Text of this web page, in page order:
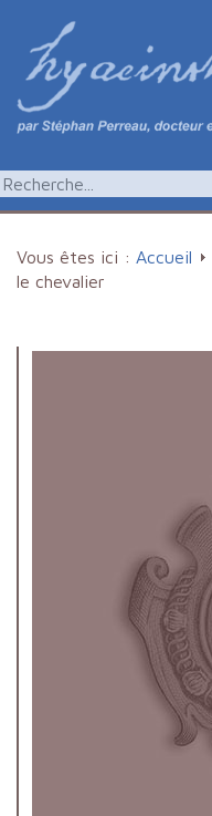
Vous êtes ici : Accueil
le chevalier